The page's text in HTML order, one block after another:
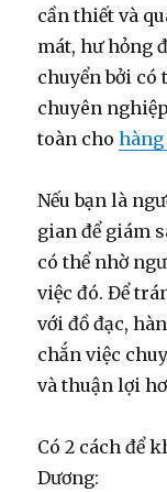
cần thiết và
mát, hư hỏng
chuyển bởi có
chuyên
toàn chohàng
Nếu bạn là
gian để giám
có thể nhờ
việc đó. Để
với đồ đạc,
chắn việc
và thuận lợi
Có 2 cách để
Dương: